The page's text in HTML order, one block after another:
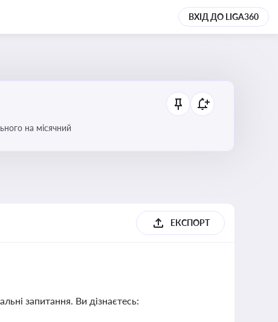
ВХІД ДО LIGA360
на місячний
ЕКСПОРТ
запитання. Ви дізнаєтесь: